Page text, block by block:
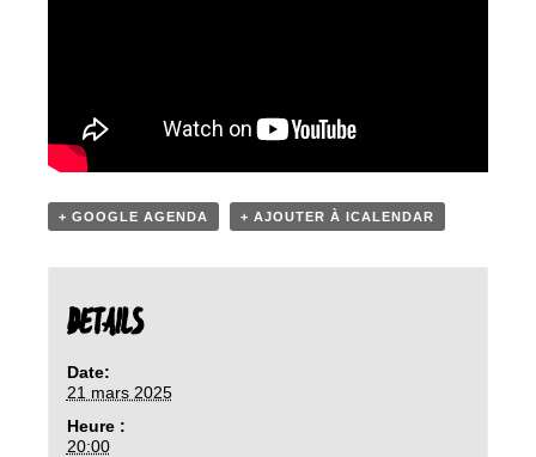
+ GOOGLE AGENDA + AJOUTER À ICALENDAR
DETAILS
Date:
21 mars 2025
Heure :
20:00